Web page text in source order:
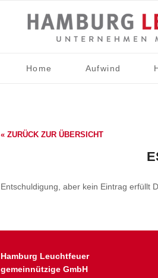
Home Aufwind
« ZURÜCK ZUR ÜBERSICHT
Entschuldigung, aber kein Eintrag erfüllt
Hamburg Leuchtfeuer
gemeinnützige GmbH